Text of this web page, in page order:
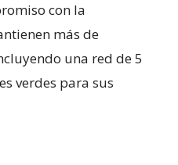
con la
más de
una red de 5
verdes para sus